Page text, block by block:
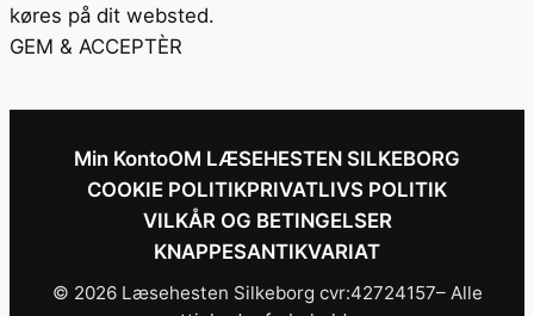
køres på dit websted.
GEM & ACCEPTÈR
Min KontoOM LÆSEHESTEN SILKEBORG
COOKIE POLITIKPRIVATLIVS POLITIK
VILKÅR OG BETINGELSER
KNAPPESANTIKVARIAT
© 2026 Læsehesten Silkeborg cvr:42724157– Alle